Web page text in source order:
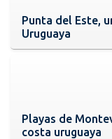
Punta del Este,
Uruguaya
Playas de
costa uruguaya